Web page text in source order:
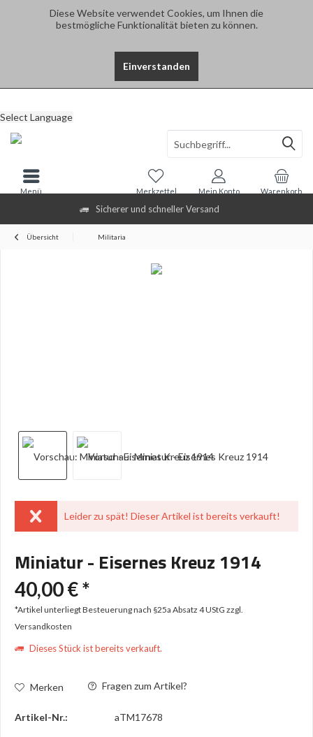
Diese Website verwendet Cookies, um Ihnen die
bestmögliche Funktionalität bieten zu können.
Einverstanden
Sicherer und schneller Versand
Select Language
Warenkorb
Merkzettel Mein Konto
Menü
Übersicht Militaria
Leider zu spät! Dieser Artikel ist bereits verkauft!
Miniatur - Eisernes Kreuz 1914
40,00 € *
*Artikel unterliegt Besteuerung nach §25a Absatz 4 UStG zzgl.
Versandkosten
Dieses Stück ist bereits verkauft.
Merken Fragen zum Artikel?
Artikel-Nr.: aTM17678